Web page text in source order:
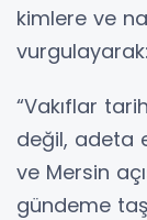
kimlere ve
vurgulayarak:
“Vakıflar
değil, adeta
ve Mersin
gündeme